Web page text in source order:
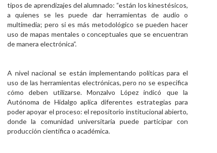
tipos de aprendizajes del alumnado: “están los kinestésicos,
a quienes se les puede dar herramientas de audio o
multimedia; pero si es más metodológico se pueden hacer
uso de mapas mentales o conceptuales que se encuentran
de manera electrónica”.
A nivel nacional se están implementando políticas para el
uso de las herramientas electrónicas, pero no se especifica
cómo deben utilizarse. Monzalvo López indicó que la
Autónoma de Hidalgo aplica diferentes estrategias para
poder apoyar el proceso: el repositorio institucional abierto,
donde la comunidad universitaria puede participar con
producción científica o académica.